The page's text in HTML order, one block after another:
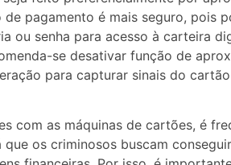
pagamento é mais seguro, pois
ou senha para acesso à carteira
se desativar função de
para capturar sinais do
com as máquinas de cartões, é
os criminosos buscam